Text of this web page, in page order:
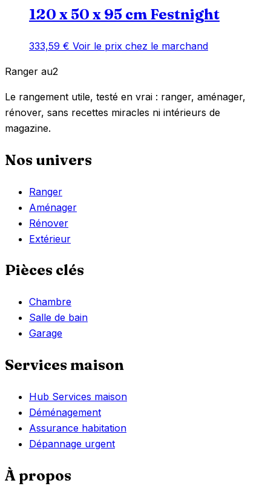
120 x 50 x 95 cm Festnight
333,59 € Voir le prix chez le marchand
Ranger au2
Le rangement utile, testé en vrai : ranger, aménager,
rénover, sans recettes miracles ni intérieurs de
magazine.
Nos univers
Ranger
Aménager
Rénover
Extérieur
Pièces clés
Chambre
Salle de bain
Garage
Services maison
Hub Services maison
Déménagement
Assurance habitation
Dépannage urgent
À propos